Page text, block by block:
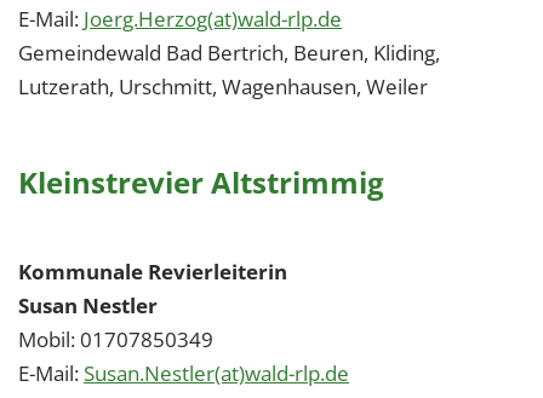
E-Mail: Joerg.Herzog(at)wald-rlp.de
Gemeindewald Bad Bertrich, Beuren, Kliding,
Lutzerath, Urschmitt, Wagenhausen, Weiler
Kleinstrevier Altstrimmig
Kommunale Revierleiterin
Susan Nestler
Mobil: 01707850349
E-Mail: Susan.Nestler(at)wald-rlp.de